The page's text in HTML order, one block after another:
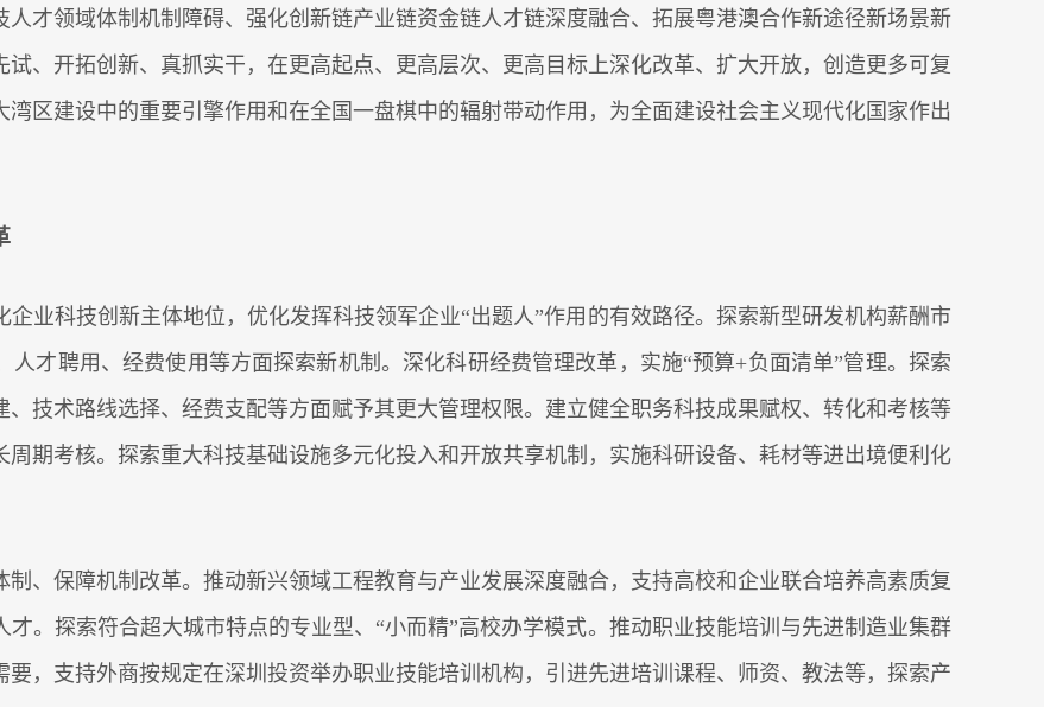
才领域体制机制障碍、强化创新链产业链资金链人才链深度融合、拓展粤港澳合作新途径新场景新
、开拓创新、真抓实干，在更高起点、更高层次、更高目标上深化改革、扩大开放，创造更多可复
区建设中的重要引擎作用和在全国一盘棋中的辐射带动作用，为全面建设社会主义现代化国家作出
科技创新主体地位，优化发挥科技领军企业“出题人”作用的有效路径。探索新型研发机构薪酬市
才聘用、经费使用等方面探索新机制。深化科研经费管理改革，实施“预算+负面清单”管理。探索
技术路线选择、经费支配等方面赋予其更大管理权限。建立健全职务科技成果赋权、转化和考核等
期考核。探索重大科技基础设施多元化投入和开放共享机制，实施科研设备、耗材等进出境便利化
保障机制改革。推动新兴领域工程教育与产业发展深度融合，支持高校和企业联合培养高素质复
。探索符合超大城市特点的专业型、“小而精”高校办学模式。推动职业技能培训与先进制造业集群
，支持外商按规定在深圳投资举办职业技能培训机构，引进先进培训课程、师资、教法等，探索产